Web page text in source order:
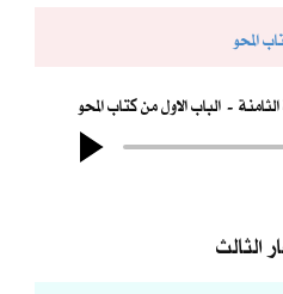
المحو
الباب الاول من كتاب المحو
الثالث